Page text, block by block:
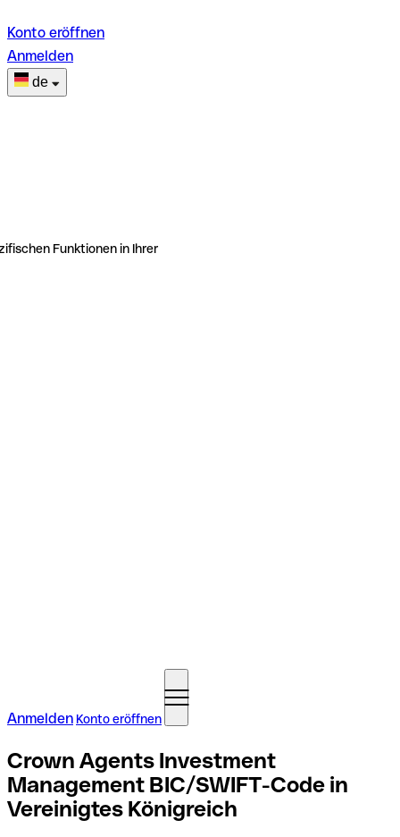
Konto eröffnen
Anmelden
de
Funktionen in Ihrer
Anmelden Konto eröffnen
Crown Agents Investment
Management BIC/SWIFT-Code in
Vereinigtes Königreich